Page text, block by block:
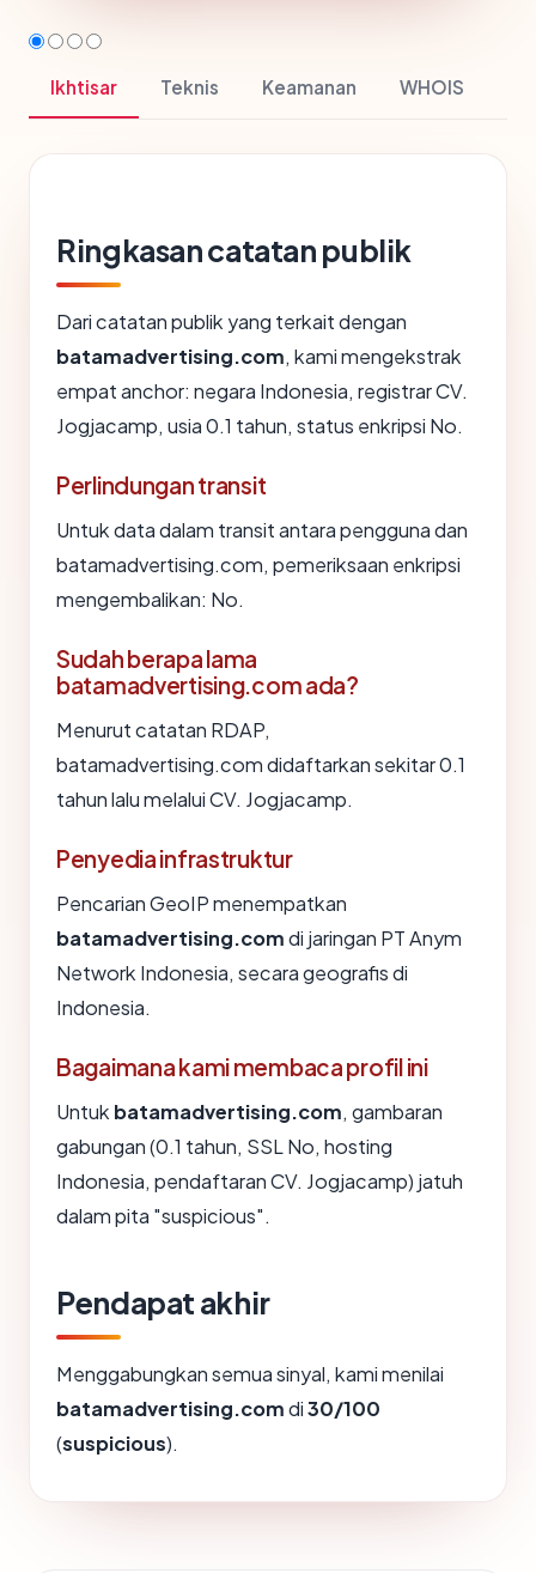
Ikhtisar Teknis Keamanan WHOIS
Ringkasan catatan publik
Dari catatan publik yang terkait dengan
batamadvertising.com, kami mengekstrak
empat anchor: negara Indonesia, registrar CV.
Jogjacamp, usia 0.1 tahun, status enkripsi No.
Perlindungan transit
Untuk data dalam transit antara pengguna dan
batamadvertising.com, pemeriksaan enkripsi
mengembalikan: No.
Sudah berapa lama
batamadvertising.com ada?
Menurut catatan RDAP,
batamadvertising.com didaftarkan sekitar 0.1
tahun lalu melalui CV. Jogjacamp.
Penyedia infrastruktur
Pencarian GeoIP menempatkan
batamadvertising.comdi jaringan PT Anym
Network Indonesia, secara geografis di
Indonesia.
Bagaimana kami membaca profil ini
Untuk batamadvertising.com, gambaran
gabungan (0.1 tahun, SSL No, hosting
Indonesia, pendaftaran CV. Jogjacamp) jatuh
dalam pita "suspicious".
Pendapat akhir
Menggabungkan semua sinyal, kami menilai
batamadvertising.comdi30/100
(suspicious).